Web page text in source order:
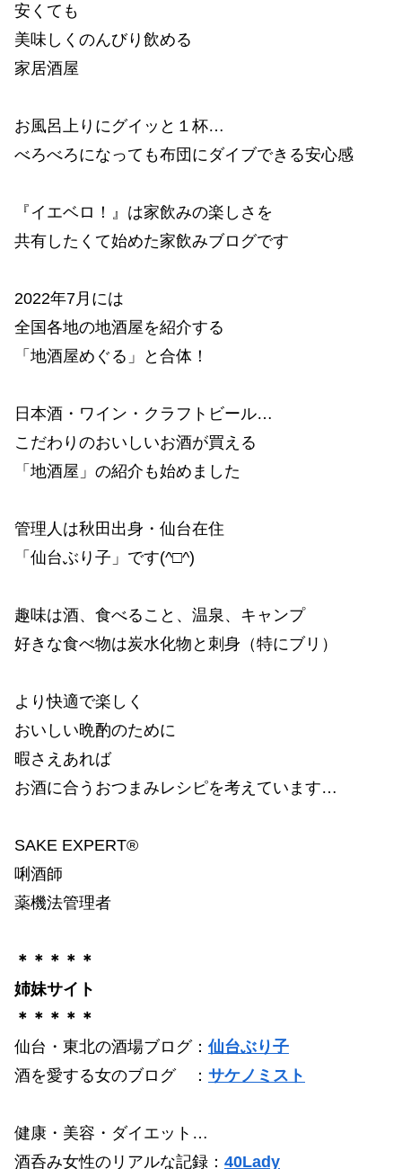
安くても
美味しくのんびり飲める
家居酒屋
お風呂上りにグイッと１杯…
べろべろになっても布団にダイブできる安心感
『イエベロ！』は家飲みの楽しさを
共有したくて始めた家飲みブログです
2022年7月には
全国各地の地酒屋を紹介する
「地酒屋めぐる」と合体！
日本酒・ワイン・クラフトビール…
こだわりのおいしいお酒が買える
「地酒屋」の紹介も始めました
管理人は秋田出身・仙台在住
「仙台ぶり子」です(^□^)
趣味は酒、食べること、温泉、キャンプ
好きな食べ物は炭水化物と刺身（特にブリ）
より快適で楽しく
おいしい晩酌のために
暇さえあれば
お酒に合うおつまみレシピを考えています…
SAKE EXPERT®
唎酒師
薬機法管理者
＊＊＊＊＊
姉妹サイト
＊＊＊＊＊
仙台・東北の酒場ブログ： 仙台ぶり子
酒を愛する女のブログ ： サケノミスト
健康・美容・ダイエット…
酒呑み女性のリアルな記録： 40Lady